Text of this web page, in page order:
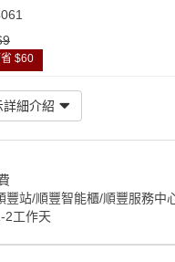
$60
細介紹
豐站/順豐智能櫃/順豐服務中
2工作天